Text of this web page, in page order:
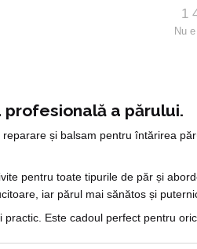
a părului.
și balsam pentru întărirea
pentru toate tipurile de păr și
iar părul mai sănătos și
Este cadoul perfect pentru
1
Nu